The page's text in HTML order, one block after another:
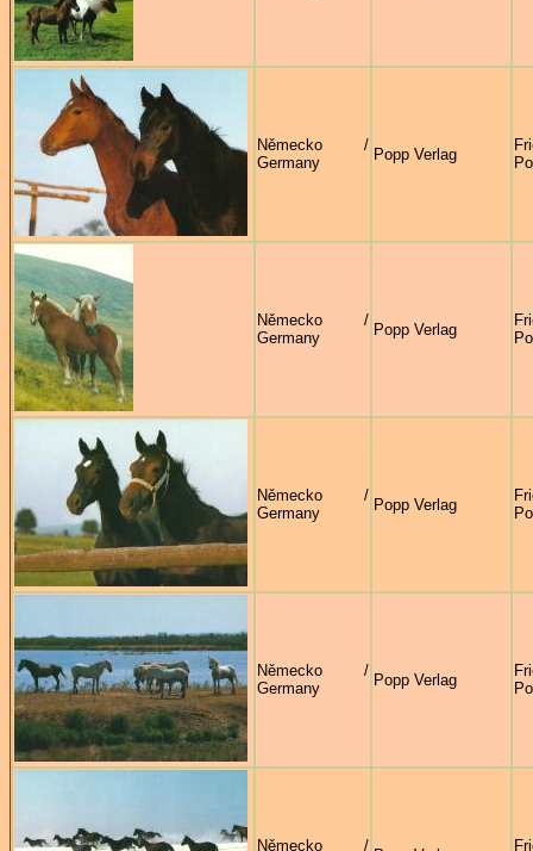
Německo /
Germany
Popp Verlag
Německo /
Germany
Popp Verlag
Německo /
Germany
Popp Verlag
Německo /
Germany
Popp Verlag
Německo /